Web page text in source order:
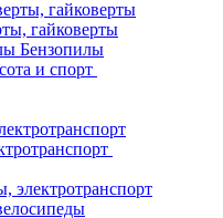
гайковерты
Бензопилы
и спорт
электротранспорт